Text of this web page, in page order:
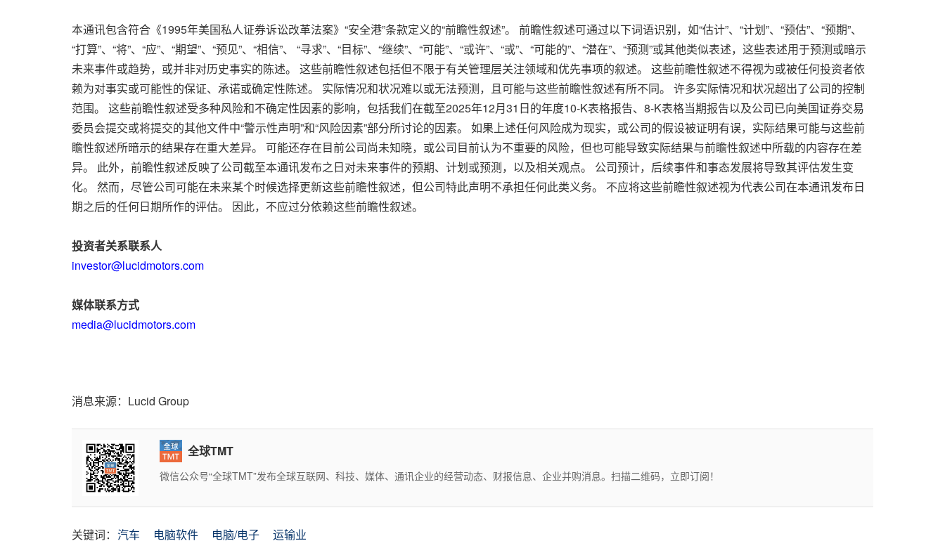
本通讯包含符合《1995年美国私人证券诉讼改革法案》“安全港”条款定义的“前瞻性叙述”。 前瞻性叙述可通过以下词语识别，如“估计”、“计划”、“预估”、“预期”、
“打算”、“将”、“应”、“期望”、“预见”、“相信”、 “寻求”、“目标”、“继续”、“可能”、“或许”、“或”、“可能的”、“潜在”、“预测”或其他类似表述，这些表述用于预测或暗示
未来事件或趋势，或并非对历史事实的陈述。 这些前瞻性叙述包括但不限于有关管理层关注领域和优先事项的叙述。 这些前瞻性叙述不得视为或被任何投资者依
赖为对事实或可能性的保证、承诺或确定性陈述。 实际情况和状况难以或无法预测，且可能与这些前瞻性叙述有所不同。 许多实际情况和状况超出了公司的控制
范围。 这些前瞻性叙述受多种风险和不确定性因素的影响，包括我们在截至2025年12月31日的年度10-K表格报告、8-K表格当期报告以及公司已向美国证券交易
委员会提交或将提交的其他文件中“警示性声明”和“风险因素”部分所讨论的因素。 如果上述任何风险成为现实，或公司的假设被证明有误，实际结果可能与这些前
瞻性叙述所暗示的结果存在重大差异。 可能还存在目前公司尚未知晓，或公司目前认为不重要的风险，但也可能导致实际结果与前瞻性叙述中所载的内容存在差
异。 此外，前瞻性叙述反映了公司截至本通讯发布之日对未来事件的预期、计划或预测，以及相关观点。 公司预计，后续事件和事态发展将导致其评估发生变
化。 然而，尽管公司可能在未来某个时候选择更新这些前瞻性叙述，但公司特此声明不承担任何此类义务。 不应将这些前瞻性叙述视为代表公司在本通讯发布日
期之后的任何日期所作的评估。 因此，不应过分依赖这些前瞻性叙述。
投资者关系联系人
investor@lucidmotors.com
媒体联系方式
media@lucidmotors.com
消息来源：Lucid Group
全球TMT
微信公众号“全球TMT”发布全球互联网、科技、媒体、通讯企业的经营动态、财报信息、企业并购消息。扫描二维码，立即订阅！
关键词： 汽车 电脑软件 电脑/电子 运输业